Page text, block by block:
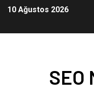
10 Ağustos 2026
SEO